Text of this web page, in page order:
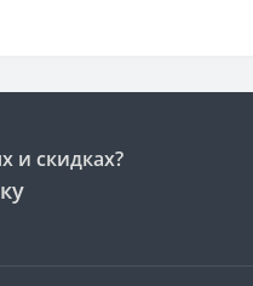
и скидках?